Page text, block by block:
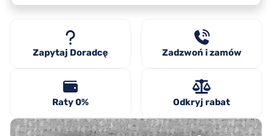
Zapytaj Doradcę Zadzwoń i zamów
Raty 0% Odkryj rabat